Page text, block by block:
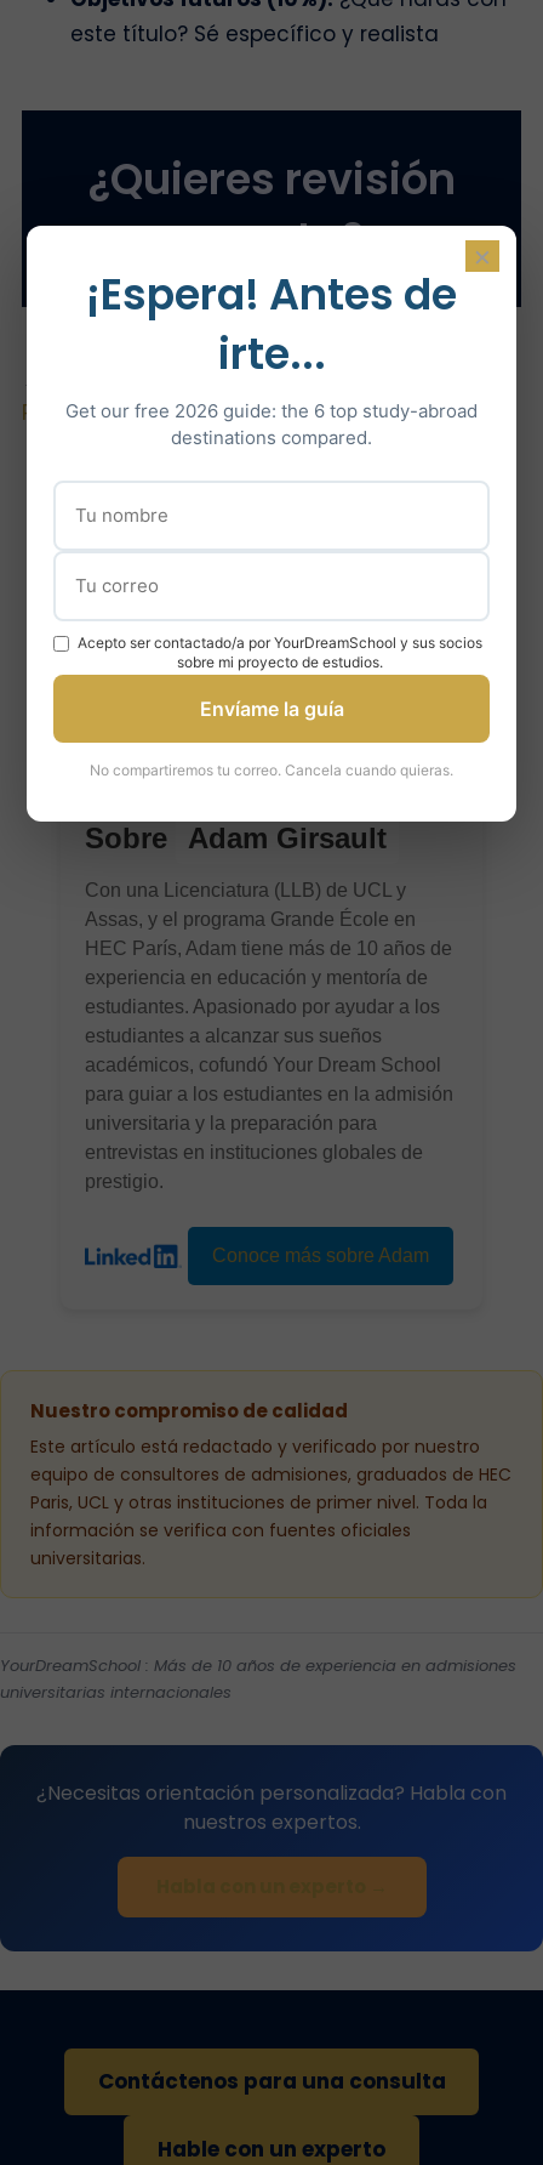
este título? Sé específico y realista
¿Quieres revisión
experta?
→
Reino Unido
Sobre Adam Girsault
Con una Licenciatura (LLB) de UCL y
Assas, y el programa Grande École en
HEC París, Adam tiene más de 10 años de
experiencia en educación y mentoría de
estudiantes. Apasionado por ayudar a los
estudiantes a alcanzar sus sueños
académicos, cofundó Your Dream School
para guiar a los estudiantes en la admisión
universitaria y la preparación para
entrevistas en instituciones globales de
prestigio.
Conoce más sobre Adam
Nuestro compromiso de calidad
Este artículo está redactado y verificado por nuestro
equipo de consultores de admisiones, graduados de HEC
Paris, UCL y otras instituciones de primer nivel. Toda la
información se verifica con fuentes oficiales
universitarias.
YourDreamSchool : Más de 10 años de experiencia en admisiones
universitarias internacionales
¿Necesitas orientación personalizada? Habla con
nuestros expertos.
Contáctenos para una consulta
Hable con un experto
×
¡Espera! Antes de
irte...
Get our free 2026 guide: the 6 top study-abroad
destinations compared.
Acepto ser contactado/a por YourDreamSchool y sus socios
sobre mi proyecto de estudios.
Envíame la guía
No compartiremos tu correo. Cancela cuando quieras.